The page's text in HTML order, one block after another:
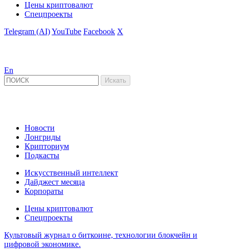
Цены криптовалют
Спецпроекты
Telegram (AI)YouTube Facebook X
En
Новости
Лонгриды
Крипториум
Подкасты
Искусственный интеллект
Дайджест месяца
Корпораты
Цены криптовалют
Спецпроекты
Культовый журнал о биткоине, технологии блокчейн и
цифровой экономике.